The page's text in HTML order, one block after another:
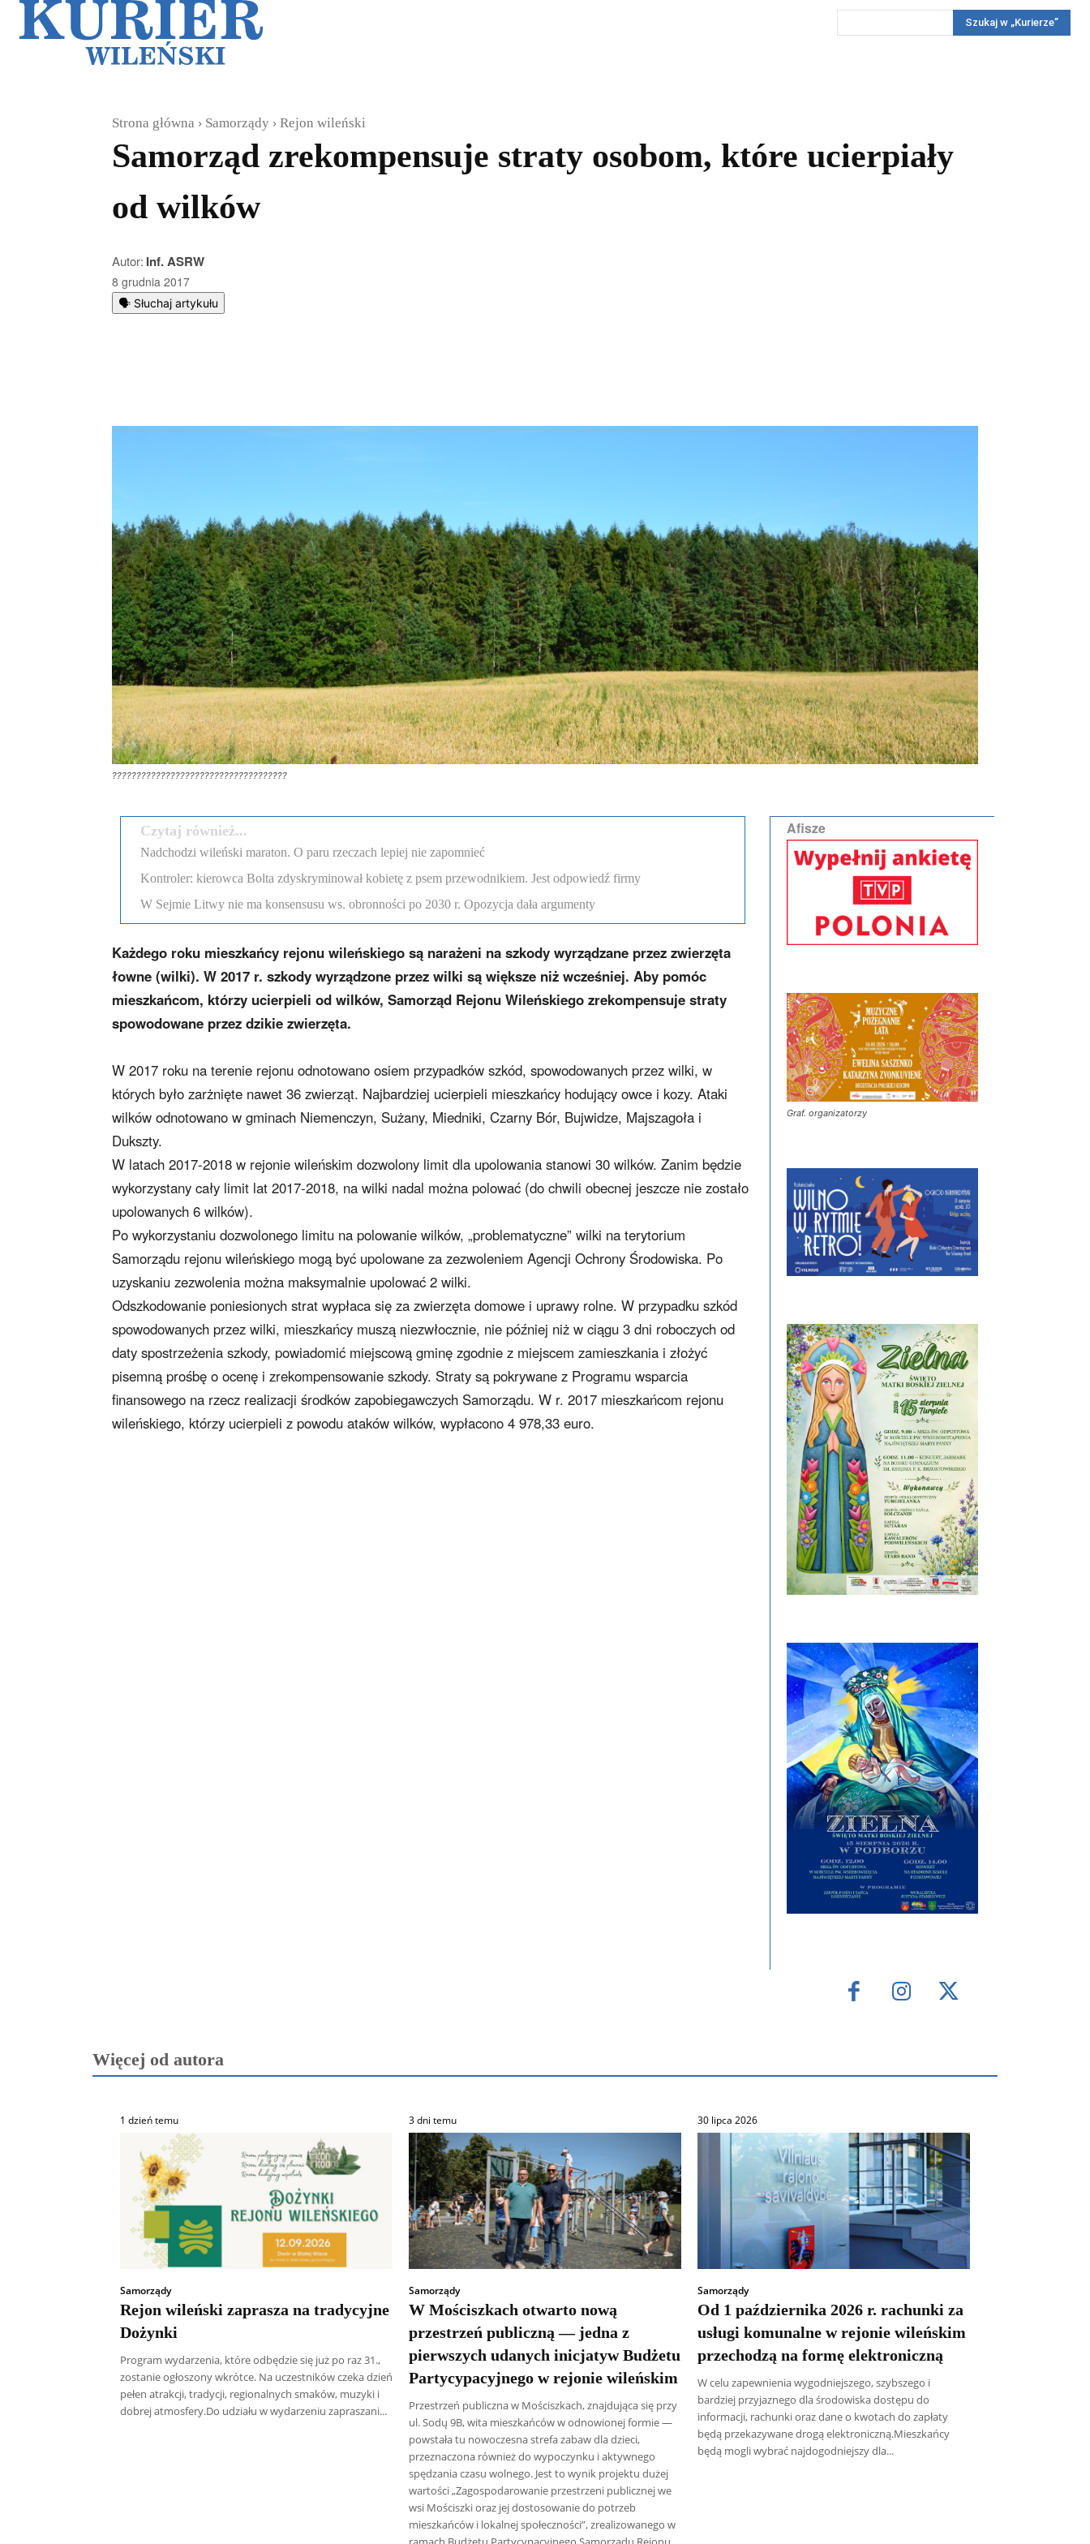
Reportaż KonkursyWięcej
Szukaj w „Kurierze”
Strona główna Samorządy Rejon wileński
Samorząd zrekompensuje straty osobom, które ucierpiały
od wilków
Autor: Inf. ASRW
8 grudnia 2017
🗣️ Słuchaj artykułu
????????????????????????????????????
Czytaj również...
Nadchodzi wileński maraton. O paru rzeczach lepiej nie zapomnieć
Kontroler: kierowca Bolta zdyskryminował kobietę z psem przewodnikiem. Jest odpowiedź firmy
W Sejmie Litwy nie ma konsensusu ws. obronności po 2030 r. Opozycja dała argumenty
Każdego roku mieszkańcy rejonu wileńskiego są narażeni na szkody wyrządzane przez zwierzęta
łowne (wilki). W 2017 r. szkody wyrządzone przez wilki są większe niż wcześniej. Aby pomóc
mieszkańcom, którzy ucierpieli od wilków, Samorząd Rejonu Wileńskiego zrekompensuje straty
spowodowane przez dzikie zwierzęta.
W 2017 roku na terenie rejonu odnotowano osiem przypadków szkód, spowodowanych przez wilki, w
których było zarżnięte nawet 36 zwierząt. Najbardziej ucierpieli mieszkańcy hodujący owce i kozy. Ataki
wilków odnotowano w gminach Niemenczyn, Sużany, Miedniki, Czarny Bór, Bujwidze, Majszagoła i
Dukszty.
W latach 2017-2018 w rejonie wileńskim dozwolony limit dla upolowania stanowi 30 wilków. Zanim będzie
wykorzystany cały limit lat 2017-2018, na wilki nadal można polować (do chwili obecnej jeszcze nie zostało
upolowanych 6 wilków).
Po wykorzystaniu dozwolonego limitu na polowanie wilków, „problematyczne” wilki na terytorium
Samorządu rejonu wileńskiego mogą być upolowane za zezwoleniem Agencji Ochrony Środowiska. Po
uzyskaniu zezwolenia można maksymalnie upolować 2 wilki.
Odszkodowanie poniesionych strat wypłaca się za zwierzęta domowe i uprawy rolne. W przypadku szkód
spowodowanych przez wilki, mieszkańcy muszą niezwłocznie, nie później niż w ciągu 3 dni roboczych od
daty spostrzeżenia szkody, powiadomić miejscową gminę zgodnie z miejscem zamieszkania i złożyć
pisemną prośbę o ocenę i zrekompensowanie szkody. Straty są pokrywane z Programu wsparcia
finansowego na rzecz realizacji środków zapobiegawczych Samorządu. W r. 2017 mieszkańcom rejonu
wileńskiego, którzy ucierpieli z powodu ataków wilków, wypłacono 4 978,33 euro.
Afisze
Graf. organizatorzy
Więcej od autora
1 dzień temu
Samorządy
Rejon wileński zaprasza na tradycyjne
Dożynki
Program wydarzenia, które odbędzie się już po raz 31.,
zostanie ogłoszony wkrótce. Na uczestników czeka dzień
pełen atrakcji, tradycji, regionalnych smaków, muzyki i
dobrej atmosfery.Do udziału w wydarzeniu zapraszani...
3 dni temu
Samorządy
W Mościszkach otwarto nową
przestrzeń publiczną — jedna z
pierwszych udanych inicjatyw Budżetu
Partycypacyjnego w rejonie wileńskim
Przestrzeń publiczna w Mościszkach, znajdująca się przy
ul. Sodų 9B, wita mieszkańców w odnowionej formie —
powstała tu nowoczesna strefa zabaw dla dzieci,
przeznaczona również do wypoczynku i aktywnego
spędzania czasu wolnego. Jest to wynik projektu dużej
wartości „Zagospodarowanie przestrzeni publicznej we
wsi Mościszki oraz jej dostosowanie do potrzeb
mieszkańców i lokalnej społeczności”, zrealizowanego w
30 lipca 2026
Samorządy
Od 1 października 2026 r. rachunki za
usługi komunalne w rejonie wileńskim
przechodzą na formę elektroniczną
W celu zapewnienia wygodniejszego, szybszego i
bardziej przyjaznego dla środowiska dostępu do
informacji, rachunki oraz dane o kwotach do zapłaty
będą przekazywane drogą elektroniczną.Mieszkańcy
będą mogli wybrać najdogodniejszy dla...